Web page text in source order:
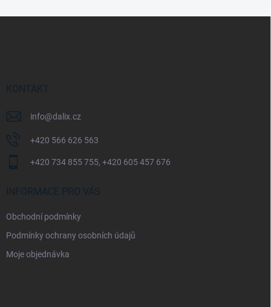
KONTAKT
info@dalix.cz
+420 566 626 563
+420 734 855 755, +420 605 457 676
INFORMACE PRO VÁS
Obchodní podmínky
Podmínky ochrany osobních údajů
Moje objednávka